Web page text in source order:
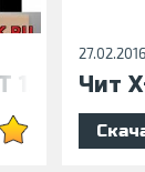
27.02.2016
Чит